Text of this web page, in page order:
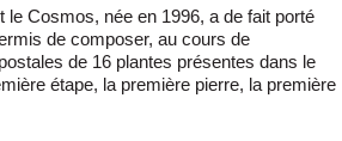
le Cosmos, née en 1996, a de fait porté
de composer, au cours de
de 16 plantes présentes dans le
étape, la première pierre, la première